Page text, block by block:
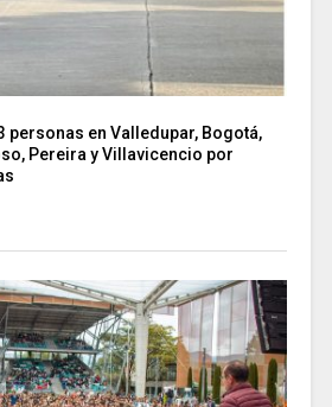
personas en Valledupar, Bogotá,
Pereira y Villavicencio por